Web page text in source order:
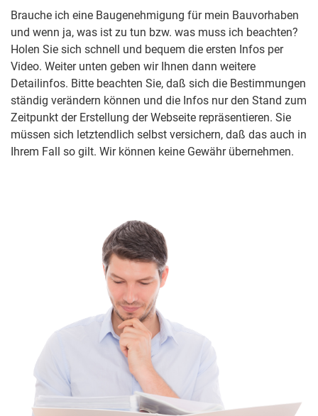
Brauche ich eine Baugenehmigung für mein Bauvorhaben
und wenn ja, was ist zu tun bzw. was muss ich beachten?
Holen Sie sich schnell und bequem die ersten Infos per
Video. Weiter unten geben wir Ihnen dann weitere
Detailinfos. Bitte beachten Sie, daß sich die Bestimmungen
ständig verändern können und die Infos nur den Stand zum
Zeitpunkt der Erstellung der Webseite repräsentieren. Sie
müssen sich letztendlich selbst versichern, daß das auch in
Ihrem Fall so gilt. Wir können keine Gewähr übernehmen.